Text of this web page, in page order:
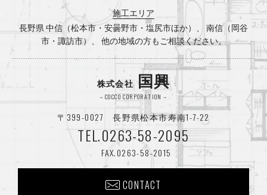
2025年7月(3)
2025年5月 (1)
2025年4月
(1)
2024年8月(2)
施工エリア
長野県 中信（松本市・安曇野市・塩尻市ほか）、 南信（岡谷
市・諏訪市）、 他の地域の方もご相談ください。
株式会社国興
－COCCO CORPORATION－
〒399-0027 長野県松本市寿南1-7-22
TEL.0263-58-2095
FAX.0263-58-2015
CONTACT